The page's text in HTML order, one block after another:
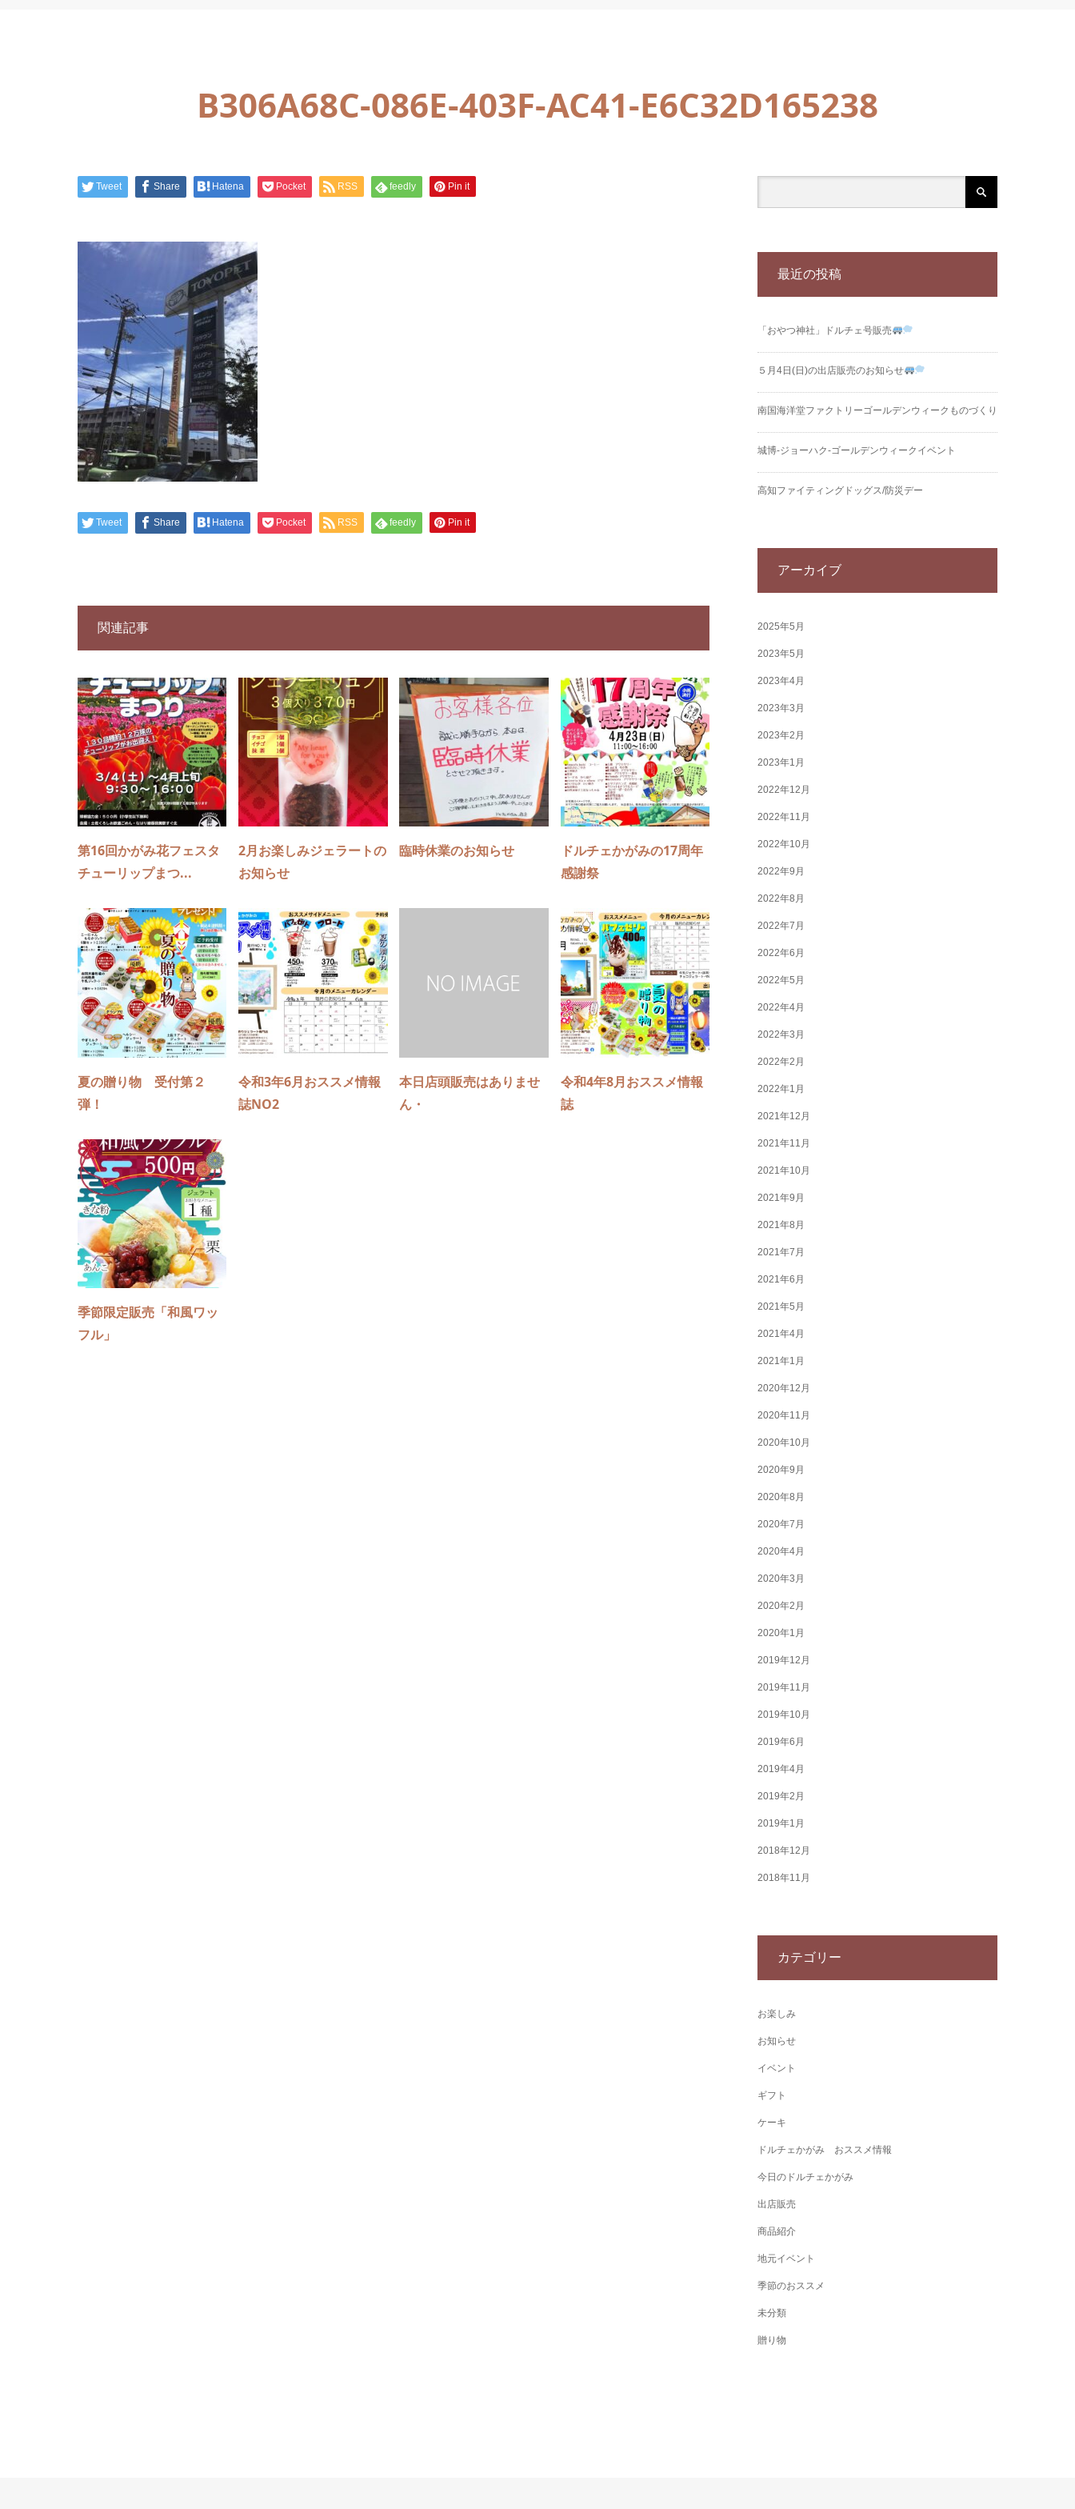
B306A68C-086E-403F-AC41-E6C32D165238
Tweet Share Hatena Pocket RSS feedly Pin it
Tweet Share Hatena Pocket RSS feedly Pin it
関連記事
第16回かがみ花フェスタ
チューリップまつ...
2月お楽しみジェラートの
お知らせ
臨時休業のお知らせ
ドルチェかがみの17周年
感謝祭
夏の贈り物 受付第２
弾！
令和3年6月おススメ情報
誌NO2
本日店頭販売はありませ
ん・
令和4年8月おススメ情報
誌
季節限定販売「和風ワッ
フル」
最近の投稿
「おやつ神社」ドルチェ号販売
５月4日(日)の出店販売のお知らせ
南国海洋堂ファクトリーゴールデンウィークものづくり
城博‐ジョーハク‐ゴールデンウィークイベント
高知ファイティングドッグス/防災デー
アーカイブ
2025年5月
2023年5月
2023年4月
2023年3月
2023年2月
2023年1月
2022年12月
2022年11月
2022年10月
2022年9月
2022年8月
2022年7月
2022年6月
2022年5月
2022年4月
2022年3月
2022年2月
2022年1月
2021年12月
2021年11月
2021年10月
2021年9月
2021年8月
2021年7月
2021年6月
2021年5月
2021年4月
2021年1月
2020年12月
2020年11月
2020年10月
2020年9月
2020年8月
2020年7月
2020年4月
2020年3月
2020年2月
2020年1月
2019年12月
2019年11月
2019年10月
2019年6月
2019年4月
2019年2月
2019年1月
2018年12月
2018年11月
カテゴリー
お楽しみ
お知らせ
イベント
ギフト
ケーキ
ドルチェかがみ おススメ情報
今日のドルチェかがみ
出店販売
商品紹介
地元イベント
季節のおススメ
未分類
贈り物